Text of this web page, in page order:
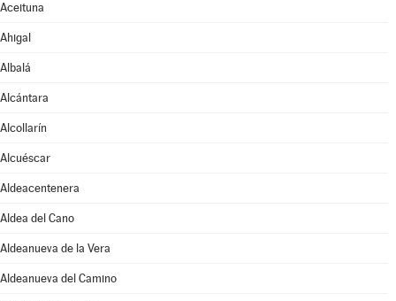
Aceituna
Ahigal
Albalá
Alcántara
Alcollarín
Alcuéscar
Aldeacentenera
Aldea del Cano
Aldeanueva de la Vera
Aldeanueva del Camino